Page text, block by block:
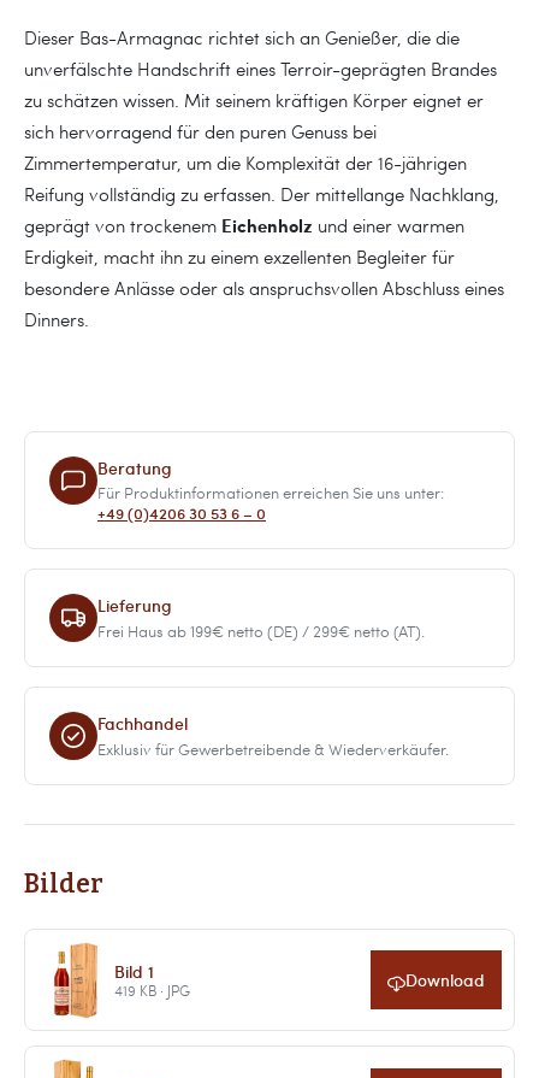
Dieser Bas-Armagnac richtet sich an Genießer, die die
unverfälschte Handschrift eines Terroir-geprägten Brandes
zu schätzen wissen. Mit seinem kräftigen Körper eignet er
sich hervorragend für den puren Genuss bei
Zimmertemperatur, um die Komplexität der 16-jährigen
Reifung vollständig zu erfassen. Der mittellange Nachklang,
geprägt von trockenem Eichenholz und einer warmen
Erdigkeit, macht ihn zu einem exzellenten Begleiter für
besondere Anlässe oder als anspruchsvollen Abschluss eines
Dinners.
Beratung
Für Produktinformationen erreichen Sie uns unter:
+49 (0)4206 30 53 6 – 0
Lieferung
Frei Haus ab 199€ netto (DE) / 299€ netto (AT).
Fachhandel
Exklusiv für Gewerbetreibende & Wiederverkäufer.
Bilder
Bild 1
419 KB · JPG Download